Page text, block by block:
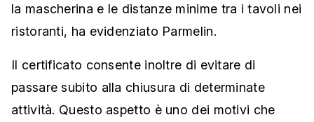
la mascherina e le distanze minime tra i tavoli nei
ristoranti, ha evidenziato Parmelin.
Il certificato consente inoltre di evitare di
passare subito alla chiusura di determinate
attività. Questo aspetto è uno dei motivi che